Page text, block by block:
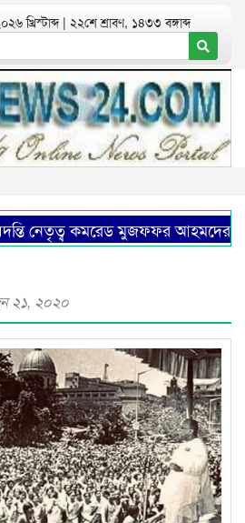
খ্রিস্টাব্দ | ২২শে শ্রাবণ, ১৪৩৩ বঙ্গাব্দ
নেতৃত্ব কমরেড মুজফ্ফর আহমদের
২১, ২০২০